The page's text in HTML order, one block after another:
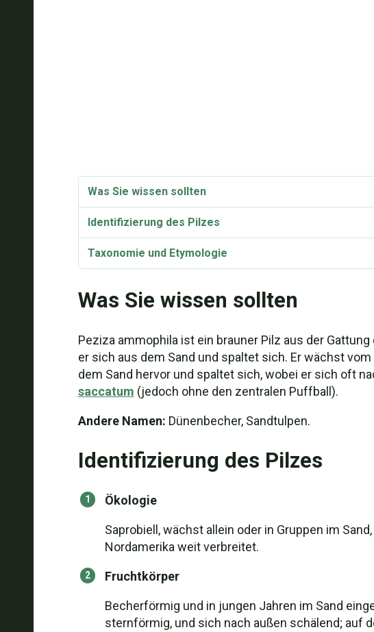
Was Sie wissen sollten
Identifizierung des Pilzes
Taxonomie und Etymologie
Was Sie wissen sollten
Peziza ammophila ist ein brauner Pilz aus der
er sich aus dem Sand und spaltet sich. Er wächst
dem Sand hervor und spaltet sich, wobei er sich oft
saccatum (jedoch ohne den zentralen Puffball).
Andere Namen: Dünenbecher, Sandtulpen.
Identifizierung des Pilzes
Ökologie
Saprobiell, wächst allein oder in Gruppen im
Nordamerika weit verbreitet.
Fruchtkörper
Becherförmig und in jungen Jahren im Sand
sternförmig, und sich nach außen schälend; auf